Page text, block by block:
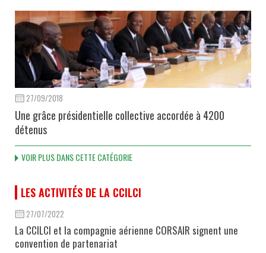
27/09/2018
Une grâce présidentielle collective accordée à 4200
détenus
VOIR PLUS DANS CETTE CATÉGORIE
LES ACTIVITÉS DE LA CCILCI
27/07/2022
La CCILCI et la compagnie aérienne CORSAIR signent une
convention de partenariat